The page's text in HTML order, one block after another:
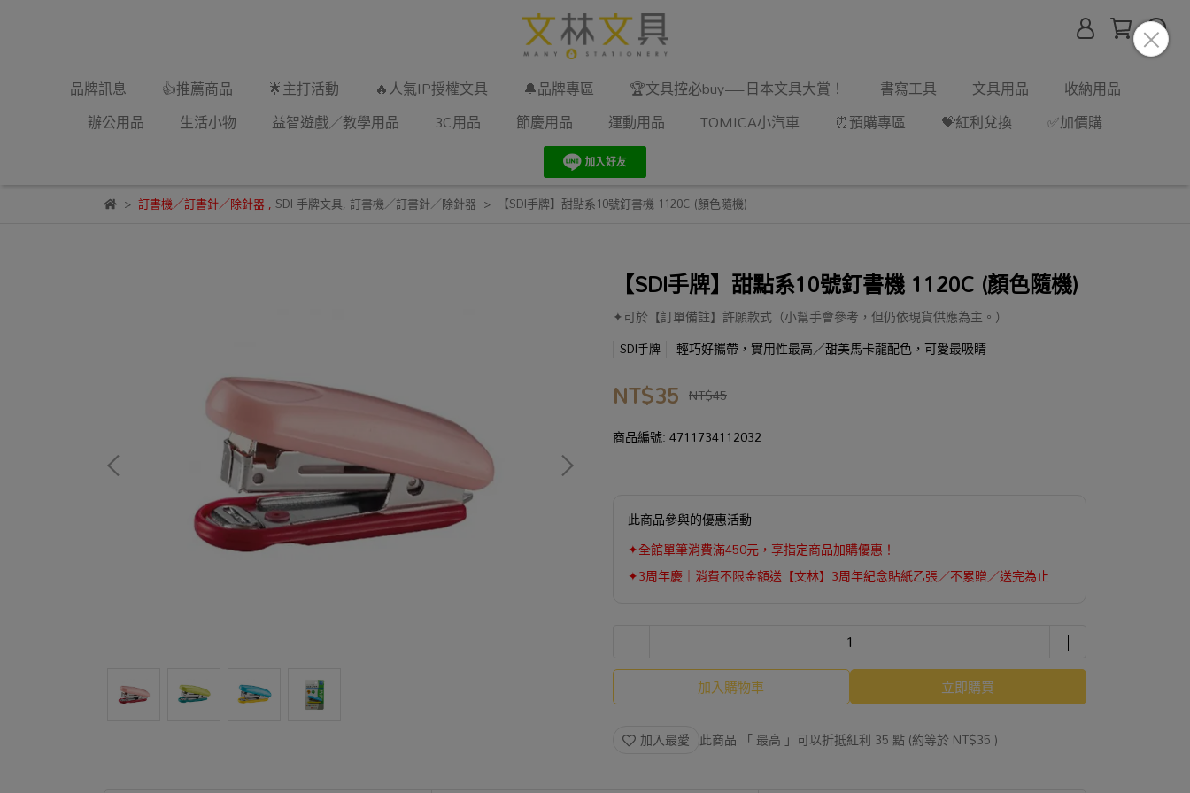
品牌訊息 👍推薦商品 🌟主打活動 🔥人氣IP授權文具 🔔品牌專區 🏆文具控必buy—日本文具大賞！ 書寫工具 文具用品
收納用品
辦公用品
生活小物 益智遊戲／教學用品 3C用品 節慶用品 運動用品 TOMICA小汽車 ⏰預購專區 💝紅利兌換 ✅加價購
訂書機／訂書針／除針器,SDI 手牌文具, 訂書機／訂書針／除針器 【SDI手牌】甜點系10號釘書機 1120C (顏色隨機)
【SDI手牌】甜點系10號釘書機 1120C (顏色隨機)
✦可於【訂單備註】許願款式（小幫手會參考，但仍依現貨供應為主。）
SDI手牌 輕巧好攜帶，實用性最高／甜美馬卡龍配色，可愛最吸睛
NT$35 NT$45
商品編號:4711734112032
此商品參與的優惠活動
✦全館單筆消費滿450元，享指定商品加購優惠！
✦3周年慶｜消費不限金額送【文林】3周年紀念貼紙乙張／不累贈／送完為止
加入購物車 立即購買
加入最愛 此商品 「 最高 」可以折抵紅利 35 點 (約等於 NT$35 )